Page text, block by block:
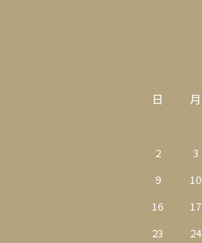
日 月
2
3
9
10
16
17
23
24